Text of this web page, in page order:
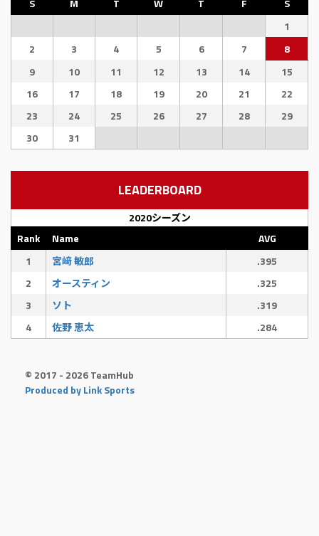
1
2
3 4 5 6 7
8
9
10 11 12 13 14
15
16
17 18 19 20 21
22
23
24 25 26 27 28
29
30
31
LEADERBOARD
2020シーズン
Rank
Name
AVG
1
宮﨑 敏郎
.395
2
オースティン
.325
3
ソト
.319
4
佐野 恵太 .284
© 2017 - 2026 TeamHub
Produced by Link Sports